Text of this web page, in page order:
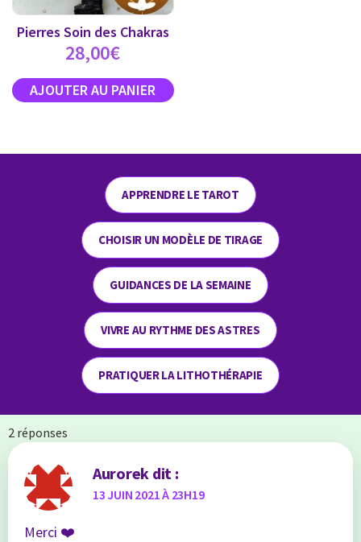
Pierres Soin des Chakras
28,00€
APPRENDRE LE TAROT
CHOISIR UN MODÈLE DE TIRAGE
GUIDANCES DE LA SEMAINE
VIVRE AU RYTHME DES ASTRES
PRATIQUER LA LITHOTHÉRAPIE
2 réponses
Aurorek dit :
13 JUIN 2021 À 23H19
Merci ❤️